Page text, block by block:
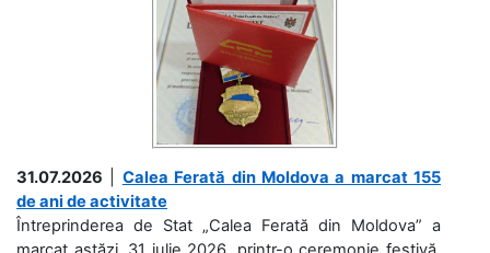
31.07.2026
Calea Ferată din Moldova a marcat 155
de ani de activitate
Întreprinderea de Stat „Calea Ferată din Moldova” a